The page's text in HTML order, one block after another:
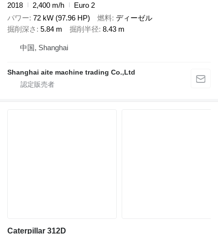
2018
2,400 m/h
Euro 2
パワー 72 kW (97.96 HP) 燃料 ディーゼル
掘削深さ
5.84 m 掘削半径 8.43 m
中国, Shanghai
Shanghai aite machine trading Co.,Ltd
Caterpillar 312D